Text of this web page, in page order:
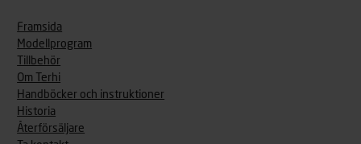
Framsida
Modellprogram
Tillbehör
Om Terhi
Handböcker och instruktioner
Historia
Återförsäljare